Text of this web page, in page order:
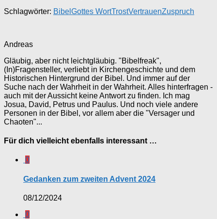
Schlagwörter: Bibel Gottes WortTrostVertrauenZuspruch
Andreas
Gläubig, aber nicht leichtgläubig. "Bibelfreak",
(In)Fragensteller, verliebt in Kirchengeschichte und dem
Historischen Hintergrund der Bibel. Und immer auf der
Suche nach der Wahrheit in der Wahrheit. Alles hinterfragen -
auch mit der Aussicht keine Antwort zu finden. Ich mag
Josua, David, Petrus und Paulus. Und noch viele andere
Personen in der Bibel, vor allem aber die "Versager und
Chaoten"...
Für dich vielleicht ebenfalls interessant …
0
Gedanken zum zweiten Advent 2024
08/12/2024
0